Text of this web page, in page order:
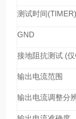
测试时间(TIMER)
GND
接地阻抗测试(仅
输出电流范围
输出电流调整分